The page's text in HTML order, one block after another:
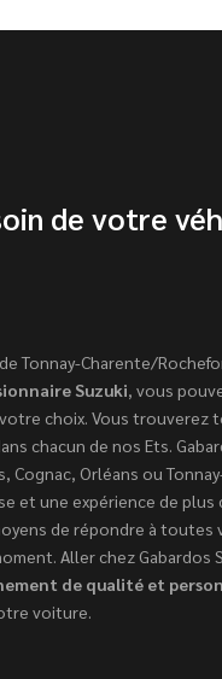
de votre
Tonnay-Charente/
Suzuki, vous
choix. Vous trouverez
chacun de nos Ets.
Cognac, Orléans ou
et une expérience de plus
de répondre à toutes
Aller chez Gabardos
de qualité et
voiture.